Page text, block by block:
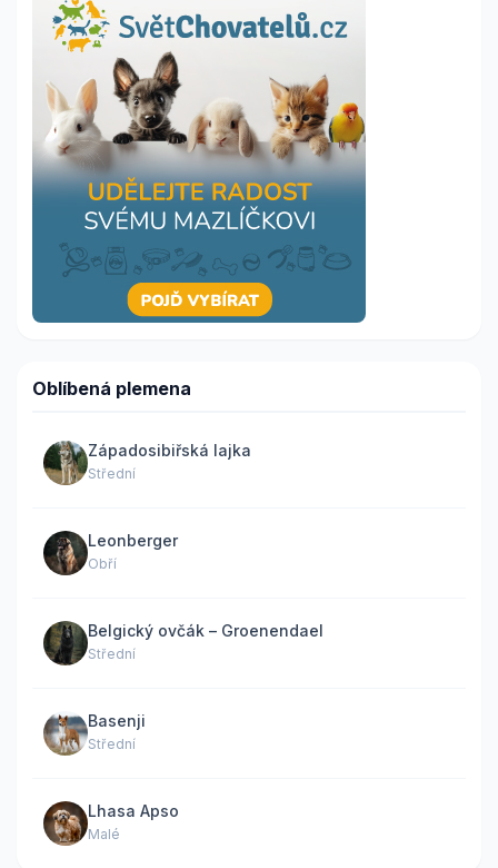
Oblíbená plemena
Západosibiřská lajka
Střední
Leonberger
Obří
Belgický ovčák – Groenendael
Střední
Basenji
Střední
Lhasa Apso
Malé